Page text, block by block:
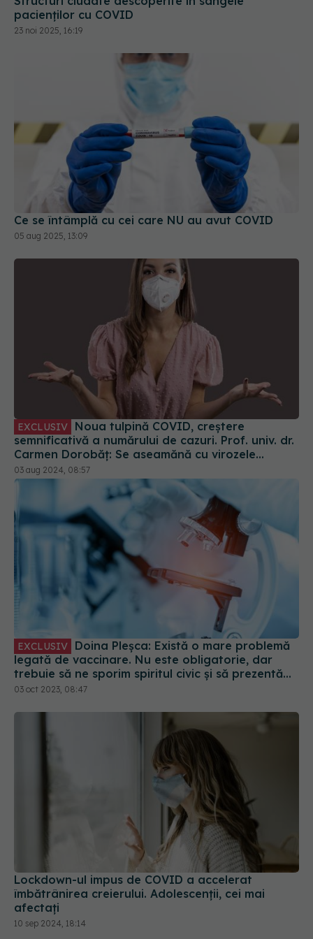
pacienților cu COVID
23 noi 2025, 16:19
Ce se întâmplă cu cei care NU au avut COVID
05 aug 2025, 13:09
EXCLUSIV
semnificativă a numărului de cazuri. Prof. univ. dr.
Carmen Dorobăț: Se aseamănă cu virozele
respiratorii. Nu necesită tratament simptomatic
03 aug 2024, 08:57
EXCLUSIV
legată de vaccinare. Nu este obligatorie, dar
trebuie să ne sporim spiritul civic și să prezentăm
corect minusurile și plusurile fiecărui vaccin
03 oct 2023, 08:47
Lockdown-ul impus de COVID a accelerat
îmbătrânirea creierului. Adolescenții, cei mai
afectați
10 sep 2024, 18:14